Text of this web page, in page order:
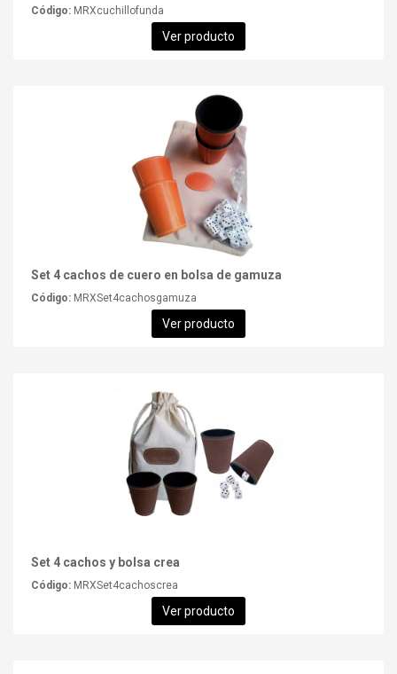
Código: MRXcuchillofunda
Ver producto
Set 4 cachos de cuero en bolsa de gamuza
Código: MRXSet4cachosgamuza
Ver producto
Set 4 cachos y bolsa crea
Código: MRXSet4cachoscrea
Ver producto